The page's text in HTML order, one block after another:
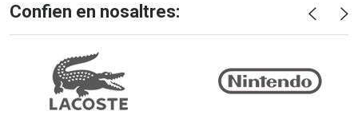
Confien en nosaltres: